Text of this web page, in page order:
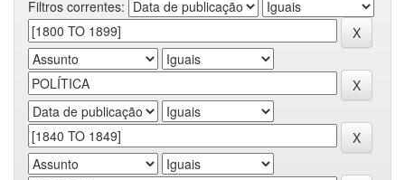
Filtros correntes: